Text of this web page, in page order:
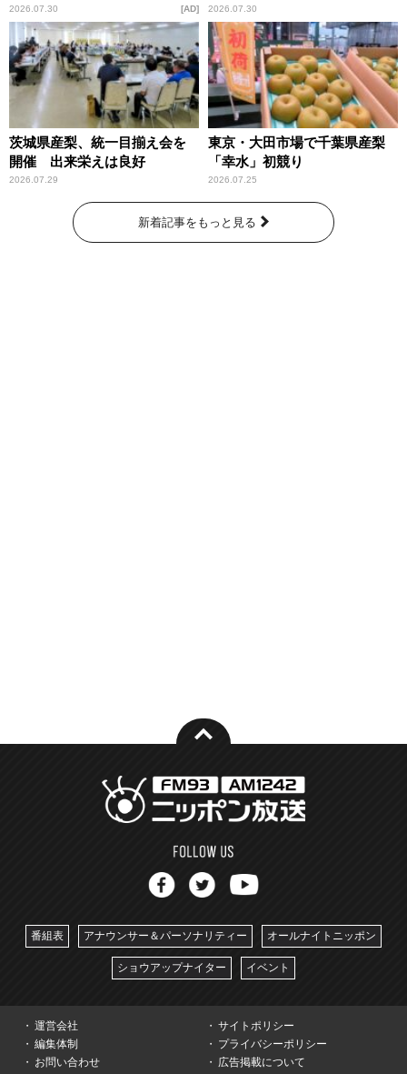
2026.07.30 AD
庁が語るトクリュウの実態
～」放送
2026.07.30
茨城県産梨、統一目揃え会を
開催 出来栄えは良好
2026.07.29
東京・大田市場で千葉県産梨
「幸水」初競り
2026.07.25
新着記事をもっと見る
番組表 アナウンサー＆パーソナリティー オールナイトニッポン
ショウアップナイター イベント
運営会社
サイトポリシー
編集体制
プライバシーポリシー
お問い合わせ
広告掲載について